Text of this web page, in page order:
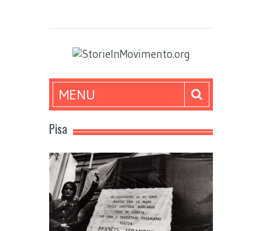
MENU
Pisa